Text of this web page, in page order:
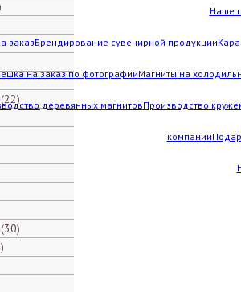
Наше
заказБрендирование сувенирной продукции
на заказ по фотографииМагниты на
деревянных магнитовПроизводство
компании
22
30